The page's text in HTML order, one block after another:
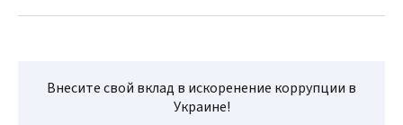
Внесите свой вклад в искоренение коррупции в
Украине!